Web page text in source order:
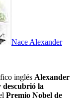
Nace Alexander
inglés Alexander
la
Premio Nobel de